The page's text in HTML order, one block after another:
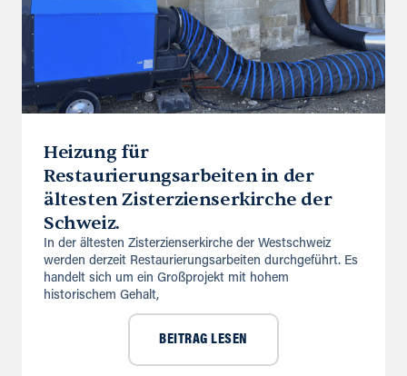
Heizung für
Restaurierungsarbeiten in der
ältesten Zisterzienserkirche der
Schweiz.
In der ältesten Zisterzienserkirche der Westschweiz
werden derzeit Restaurierungsarbeiten durchgeführt. Es
handelt sich um ein Großprojekt mit hohem
historischem Gehalt,
BEITRAG LESEN